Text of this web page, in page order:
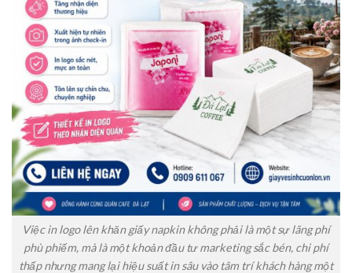
Việc in logo lên khăn giấy napkin không phải là một sự lãng phí
phù phiếm, mà là một khoản đầu tư marketing sắc bén, chi phí
thấp nhưng mang lại hiệu suất in sâu vào tâm trí khách hàng một